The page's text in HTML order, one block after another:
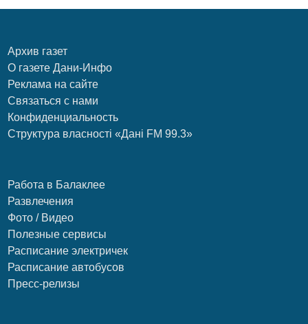
Архив газет
О газете Дани-Инфо
Реклама на сайте
Связаться с нами
Конфиденциальность
Структура власності «Дані FM 99.3»
Работа в Балаклее
Развлечения
Фото / Видео
Полезные сервисы
Расписание электричек
Расписание автобусов
Пресс-релизы